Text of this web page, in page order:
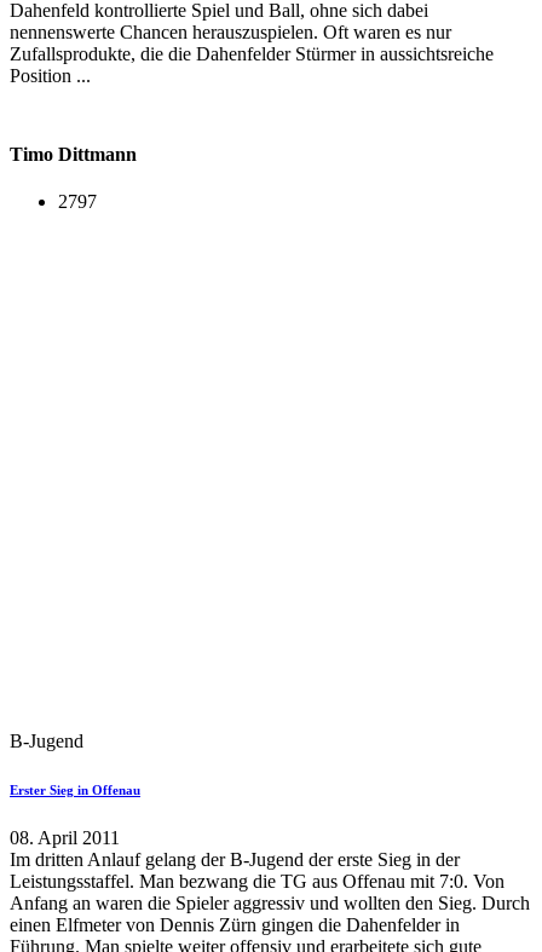
Dahenfeld kontrollierte Spiel und Ball, ohne sich dabei
nennenswerte Chancen herauszuspielen. Oft waren es nur
Zufallsprodukte, die die Dahenfelder Stürmer in aussichtsreiche
Position ...
Timo Dittmann
2797
B-Jugend
Erster Sieg in Offenau
08. April 2011
Im dritten Anlauf gelang der B-Jugend der erste Sieg in der
Leistungsstaffel. Man bezwang die TG aus Offenau mit 7:0. Von
Anfang an waren die Spieler aggressiv und wollten den Sieg. Durch
einen Elfmeter von Dennis Zürn gingen die Dahenfelder in
Führung. Man spielte weiter offensiv und erarbeitete sich gute